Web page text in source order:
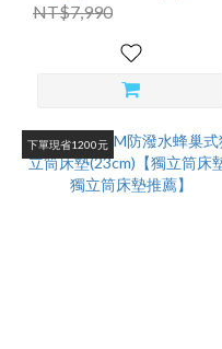
NT$7,990
下單現省1200元